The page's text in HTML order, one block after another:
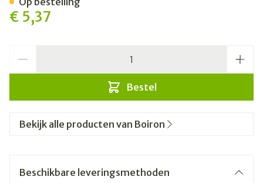
€ 5,37
Bestel
Bekijk alle producten van Boiron
Beschikbare leveringsmethoden